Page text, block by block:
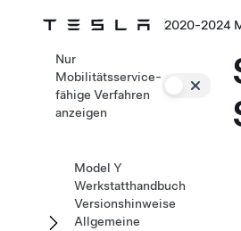
2020-2024
Nur
Mobilitätsservice-
fähige Verfahren
anzeigen
Model Y
Werkstatthandbuch
Versionshinweise
Allgemeine